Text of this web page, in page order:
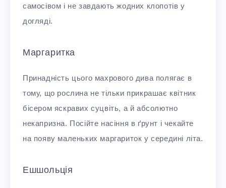
самосівом і не завдають жодних клопотів у
догляді.
Маргаритка
Принадність цього махрового дива полягає в
тому, що рослина не тільки прикрашає квітник
бісером яскравих суцвіть, а й абсолютно
некапризна. Посійте насіння в ґрунт і чекайте
на появу маленьких маргариток у середині літа.
Ешшольція